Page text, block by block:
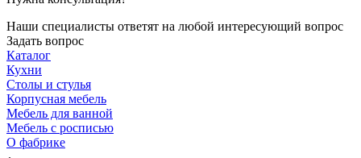
Наши специалисты ответят на любой интересующий вопрос
Задать вопрос
Каталог
Кухни
Столы и стулья
Корпусная мебель
Мебель для ванной
Мебель с росписью
О фабрике